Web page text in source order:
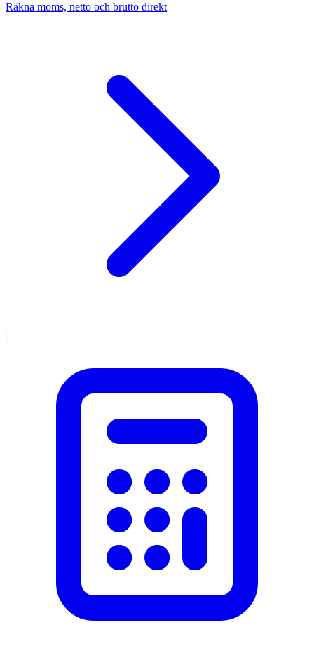
Räkna moms, netto och brutto direkt